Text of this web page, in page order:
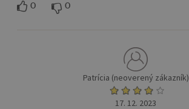
0 0
Patrícia (neoverený zákazník)
17. 12. 2023